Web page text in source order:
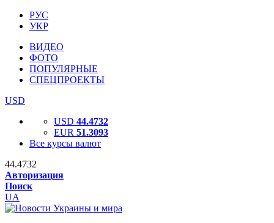
РУС
УКР
ВИДЕО
ФОТО
ПОПУЛЯРНЫЕ
СПЕЦПРОЕКТЫ
USD
USD 44.4732
EUR 51.3093
Все курсы валют
44.4732
Авторизация
Поиск
UA